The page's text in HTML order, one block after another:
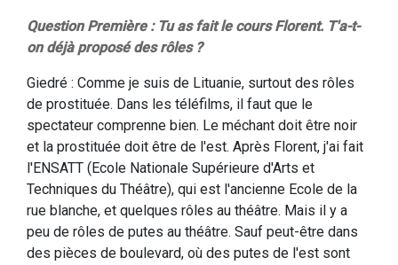
Question Première : Tu as fait le cours Florent. T'a-t-
on déjà proposé des rôles ?
Giedré : Comme je suis de Lituanie, surtout des rôles
de prostituée. Dans les téléfilms, il faut que le
spectateur comprenne bien. Le méchant doit être noir
et la prostituée doit être de l'est. Après Florent, j'ai fait
l'ENSATT (Ecole Nationale Supérieure d'Arts et
Techniques du Théâtre), qui est l'ancienne Ecole de la
rue blanche, et quelques rôles au théâtre. Mais il y a
peu de rôles de putes au théâtre. Sauf peut-être dans
des pièces de boulevard, où des putes de l'est sont